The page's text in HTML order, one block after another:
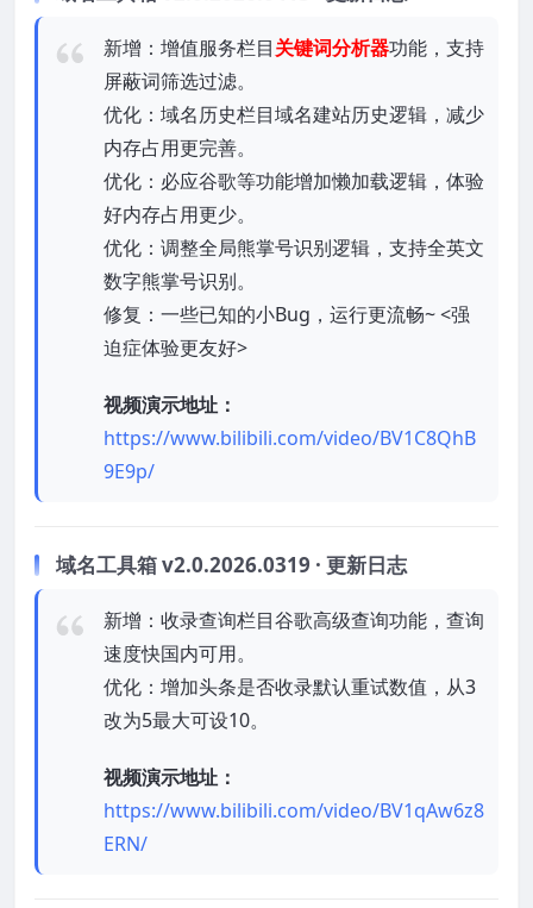
新增：增值服务栏目关键词分析器功能，支持
屏蔽词筛选过滤。
优化：域名历史栏目域名建站历史逻辑，减少
内存占用更完善。
优化：必应谷歌等功能增加懒加载逻辑，体验
好内存占用更少。
优化：调整全局熊掌号识别逻辑，支持全英文
数字熊掌号识别。
修复：一些已知的小Bug，运行更流畅~ <强
迫症体验更友好>
视频演示地址：
https://www.bilibili.com/video/BV1C8QhB
9E9p/
域名工具箱 v2.0.2026.0319 · 更新日志
新增：收录查询栏目谷歌高级查询功能，查询
速度快国内可用。
优化：增加头条是否收录默认重试数值，从3
改为5最大可设10。
视频演示地址：
https://www.bilibili.com/video/BV1qAw6z8
ERN/